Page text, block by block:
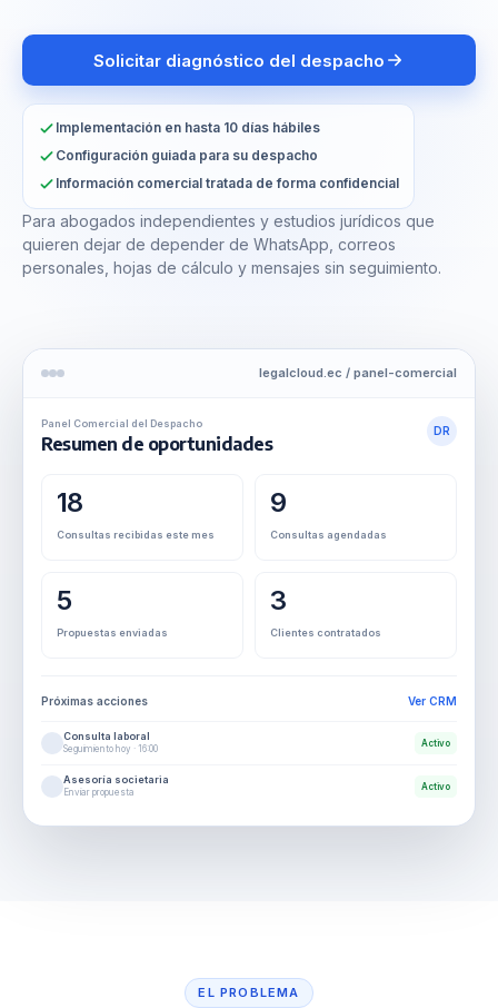
Solicitar diagnóstico del despacho
Implementación en hasta 10 días hábiles
Configuración guiada para su despacho
Información comercial tratada de forma confidencial
Para abogados independientes y estudios jurídicos que
quieren dejar de depender de WhatsApp, correos
personales, hojas de cálculo y mensajes sin seguimiento.
legalcloud.ec / panel-comercial
Panel Comercial del Despacho
Resumen de oportunidades
DR
18
Consultas recibidas este mes
9
Consultas agendadas
5
Propuestas enviadas
3
Clientes contratados
Próximas acciones Ver CRM
Consulta laboral
Seguimiento hoy · 16:00 Activo
Asesoría societaria
Enviar propuesta Activo
EL PROBLEMA